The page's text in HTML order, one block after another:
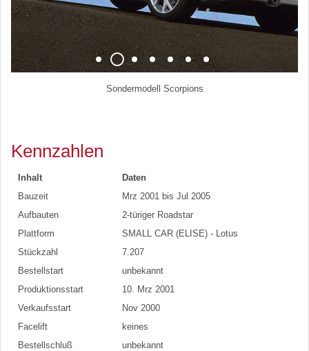
Sondermodell Scorpions
Kennzahlen
Inhalt
Daten
Bauzeit
Mrz 2001 bis Jul 2005
Aufbauten
2-türiger Roadstar
Plattform
SMALL CAR (ELISE) - Lotus
Stückzahl
7.207
Bestellstart
unbekannt
Produktionsstart
10. Mrz 2001
Verkaufsstart
Nov 2000
Facelift
keines
Bestellschluß
unbekannt